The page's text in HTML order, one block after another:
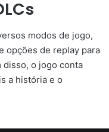
modos de jogo,
opções de replay para
o jogo conta
a história e o